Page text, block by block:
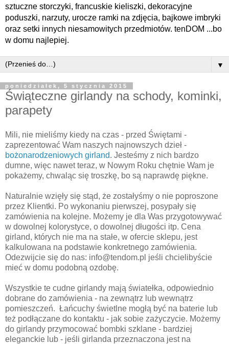
sztuczne storczyki, francuskie kieliszki, dekoracyjne
poduszki, narzuty, urocze ramki na zdjęcia, bajkowe imbryki
oraz setki innych niesamowitych przedmiotów. tenDOM ...bo
w domu najlepiej.
▼
poniedziałek, 5 stycznia 2015
Świąteczne girlandy na schody, kominki,
parapety
Mili, nie mieliśmy kiedy na czas - przed Świętami -
zaprezentować Wam naszych najnowszych dzieł -
bożonarodzeniowych girland. Jesteśmy z nich bardzo
dumne, więc nawet teraz, w Nowym Roku chętnie Wam je
pokażemy, chwaląc się troszkę, bo są naprawdę piękne.
Naturalnie wzięły się stąd, że zostałyśmy o nie poproszone
przez Klientki. Po wykonaniu pierwszej, posypały się
zamówienia na kolejne. Możemy je dla Was przygotowywać
w dowolnej kolorystyce, o dowolnej długości itp. Cena
girland, których nie ma na stałe, w ofercie sklepu, jest
kalkulowana na podstawie konkretnego zamówienia.
Odezwijcie się do nas: info@tendom.pl jeśli chcielibyście
mieć w domu podobną ozdobę.
Wszystkie te cudne girlandy mają światełka, odpowiednio
dobrane do zamówienia - na zewnątrz lub wewnątrz
pomieszczeń. Łańcuchy świetlne mogłą być na baterie lub
też podłączane do kontaktu - jak sobie zażyczycie. Możemy
do girlandy przymocować bombki szklane - bardziej
eleganckie lub - jeśli girlanda przeznaczona jest na